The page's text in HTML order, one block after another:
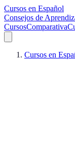
Cursos en Español
Consejos de
CursosComparativa
Cursos en